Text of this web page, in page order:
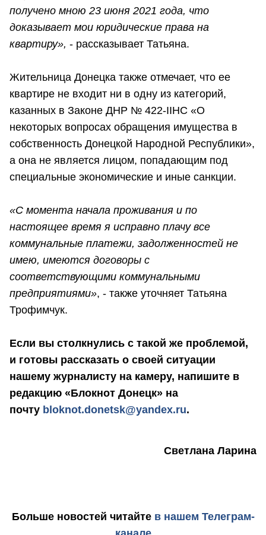
получено мною 23 июня 2021 года, что
доказывает мои юридические права на
квартиру», - рассказывает Татьяна.
Жительница Донецка также отмечает, что ее
квартире не входит ни в одну из категорий,
казанных в Законе ДНР № 422-IIНС «О
некоторых вопросах обращения имущества в
собственность Донецкой Народной Республики»,
а она не является лицом, попадающим под
специальные экономические и иные санкции.
«С момента начала проживания и по
настоящее время я исправно плачу все
коммунальные платежи, задолженностей не
имею, имеются договоры с
соответствующими коммунальными
предприятиями», - также уточняет Татьяна
Трофимчук.
Если вы столкнулись с такой же проблемой,
и готовы рассказать о своей ситуации
нашему журналисту на камеру, напишите в
редакцию «Блокнот Донецк» на
почту bloknot.donetsk@yandex.ru.
Светлана Ларина
Больше новостей читайте в нашем Телеграм-